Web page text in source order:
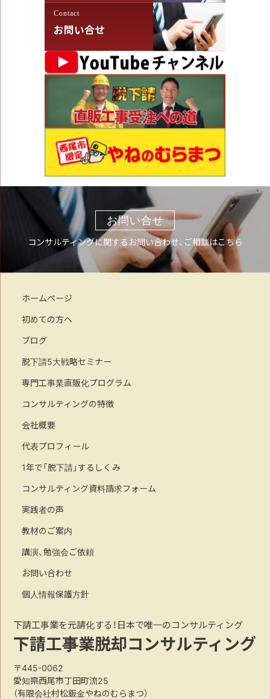
Contact
お問い合せ
お問い合せ
コンサルティングに関するお問い合わせ、ご相談はこちら
ホームページ
初めての方へ
ブログ
脱下請5大戦略セミナー
専門工事業直販化プログラム
コンサルティングの特徴
会社概要
代表プロフィール
1年で「脱下請」するしくみ
コンサルティング資料請求フォーム
実践者の声
教材のご案内
講演、勉強会ご依頼
お問い合わせ
個人情報保護方針
下請工事業を元請化する！日本で唯一のコンサルティング
下請工事業脱却コンサルティング
〒445-0062
愛知県西尾市丁田町流25
（有限会社村松鈑金やねのむらまつ）